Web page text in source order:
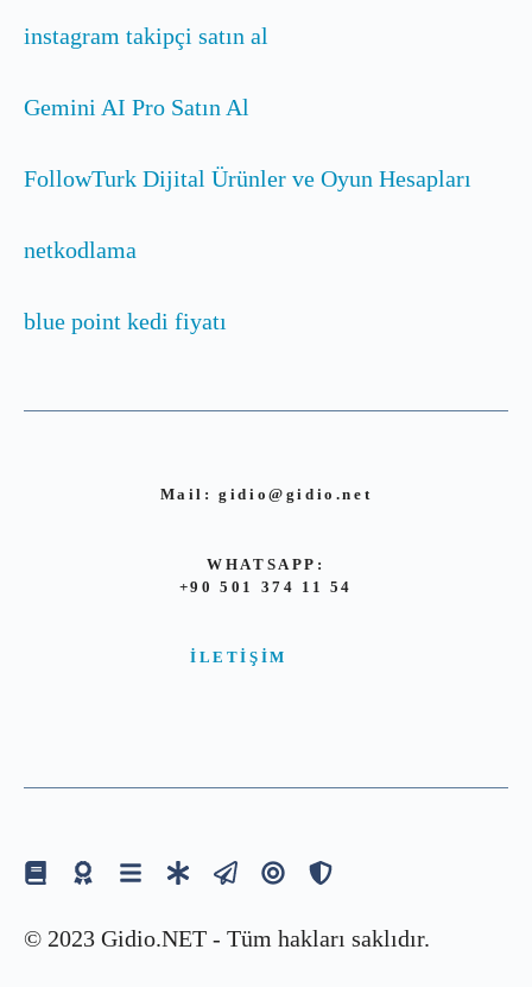
instagram takipçi satın al
Gemini AI Pro Satın Al
FollowTurk Dijital Ürünler ve Oyun Hesapları
netkodlama
blue point kedi fiyatı
Mail: gidio@gidio.net
WHATSAPP:
+90 501 374 11 54
İLETIŞIM
© 2023 Gidio.NET - Tüm hakları saklıdır.